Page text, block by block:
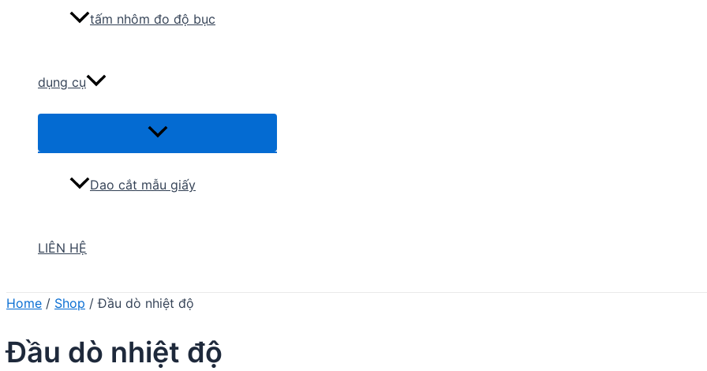
tấm nhôm đo độ bục
dụng cụ
Menu
Dao cắt mẫu giấy
LIÊN HỆ
Home / Shop / Đầu dò nhiệt độ
Đầu dò nhiệt độ